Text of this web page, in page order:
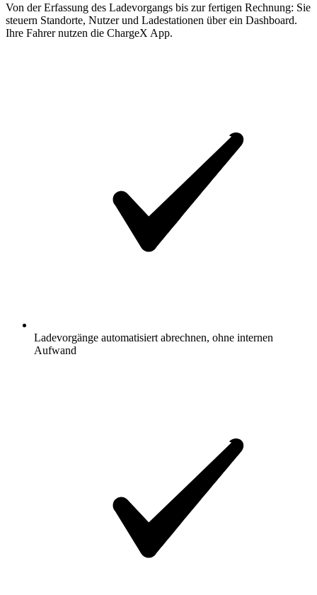
Von der Erfassung des Ladevorgangs bis zur fertigen Rechnung: Sie
steuern Standorte, Nutzer und Ladestationen über ein Dashboard.
Ihre Fahrer nutzen die ChargeX App.
Ladevorgänge automatisiert abrechnen, ohne internen
Aufwand